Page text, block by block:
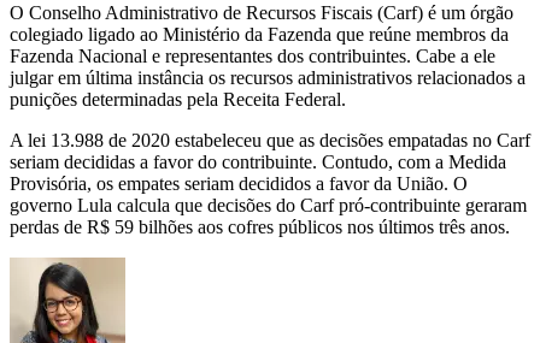
O Conselho Administrativo de Recursos Fiscais (Carf) é um órgão
colegiado ligado ao Ministério da Fazenda que reúne membros da
Fazenda Nacional e representantes dos contribuintes. Cabe a ele
julgar em última instância os recursos administrativos relacionados a
punições determinadas pela Receita Federal.
A lei 13.988 de 2020 estabeleceu que as decisões empatadas no Carf
seriam decididas a favor do contribuinte. Contudo, com a Medida
Provisória, os empates seriam decididos a favor da União. O
governo Lula calcula que decisões do Carf pró-contribuinte geraram
perdas de R$ 59 bilhões aos cofres públicos nos últimos três anos.